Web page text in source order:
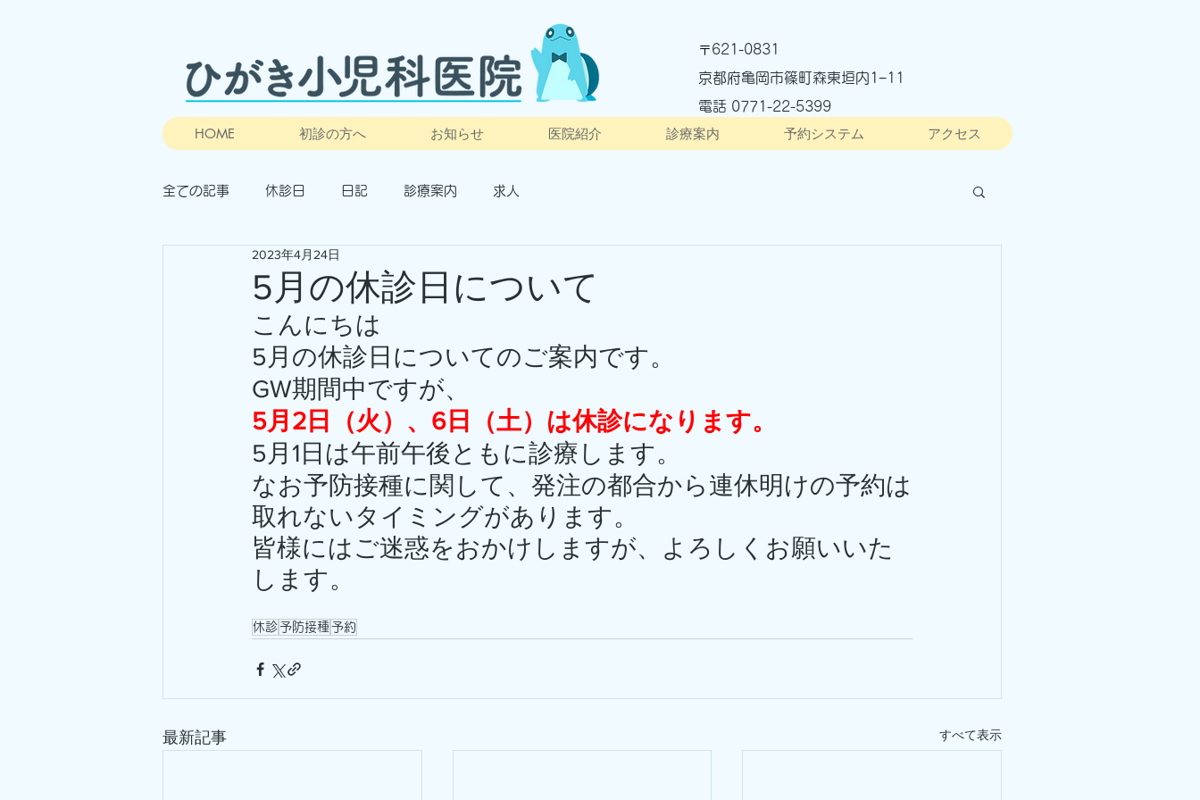
〒 621-0831
京都府亀岡市篠町森東垣内1−11
電話 ​0771-22-5399
HOME 初診の方へ お知らせ 医院紹介 診療案内 予約システム アクセス
全ての記事 休診日 日記 診療案内 求人
5月の休診日について
2023年4月24日
こんにちは
5月の休診日についてのご案内です。
GW期間中ですが、
5月2日（火）、6日（土）は休診になります。
5月1日は午前午後ともに診療します。
なお予防接種に関して、発注の都合から連休明けの予約は
取れないタイミングがあります。
皆様にはご迷惑をおかけしますが、よろしくお願いいた
します。
休診 予防接種 予約
最新記事 すべて表示